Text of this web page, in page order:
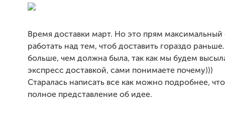
Время доставки март. Но это прям
работать над тем, чтоб доставить гораздо
больше, чем должна была, так как мы будем
экспресс доставкой, сами понимаете почему)))
Старалась написать все как можно подробнее,
полное представление об идее.